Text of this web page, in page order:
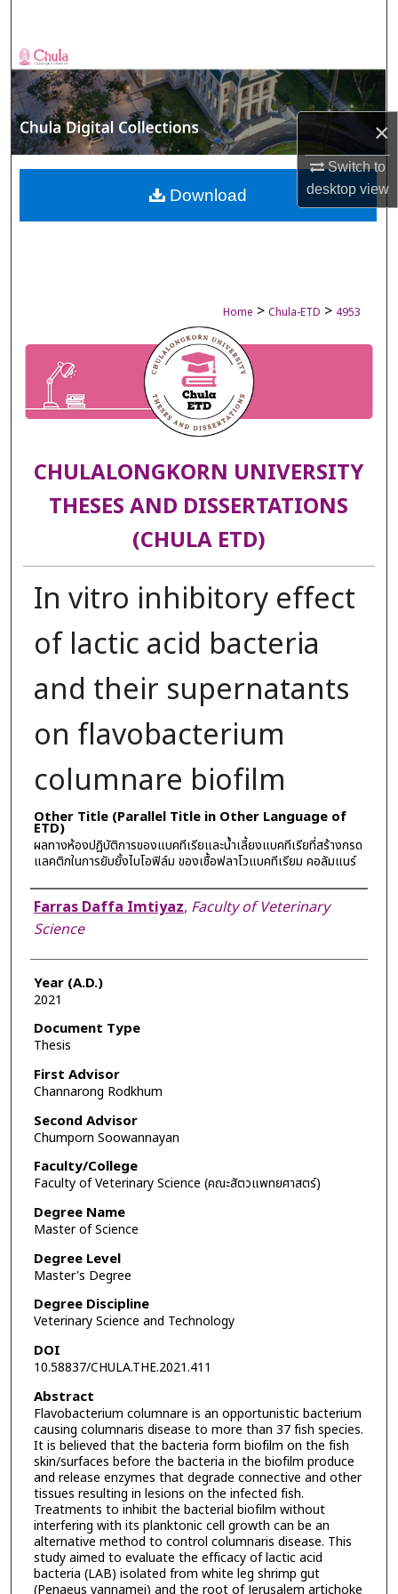
×
Switch to
desktopview
Browse Collections
My Account
About
Digital Commons Network™
Home > Chula-ETD > 4953
CHULALONGKORN UNIVERSITY
THESES AND DISSERTATIONS
(CHULA ETD)
In vitro inhibitory effect
of lactic acid bacteria
and their supernatants
on flavobacterium
columnare biofilm
Other Title (Parallel Title in Other Language of
ETD)
ผลทางห้องปฏิบัติการของแบคทีเรียและน้ำเลี้ยงแบคทีเรียที่สร้างกรด
แลคติกในการยับยั้งไบโอฟิล์ม ของเชื้อฟลาโวแบคทีเรียม คอลัมแนร์
Author
Farras Daffa Imtiyaz, Faculty of Veterinary
Science
Year (A.D.)
2021
Document Type
Thesis
First Advisor
Channarong Rodkhum
Second Advisor
Chumporn Soowannayan
Faculty/College
Faculty of Veterinary Science (คณะสัตวแพทยศาสตร์)
Degree Name
Master of Science
Degree Level
Master's Degree
Degree Discipline
Veterinary Science and Technology
DOI
10.58837/CHULA.THE.2021.411
Abstract
Flavobacterium columnare is an opportunistic bacterium
causing columnaris disease to more than 37 fish species.
It is believed that the bacteria form biofilm on the fish
skin/surfaces before the bacteria in the biofilm produce
and release enzymes that degrade connective and other
tissues resulting in lesions on the infected fish.
Treatments to inhibit the bacterial biofilm without
interfering with its planktonic cell growth can be an
alternative method to control columnaris disease. This
study aimed to evaluate the efficacy of lactic acid
bacteria (LAB) isolated from white leg shrimp gut
(Penaeus vannamei) and the root of Jerusalem artichoke
Download